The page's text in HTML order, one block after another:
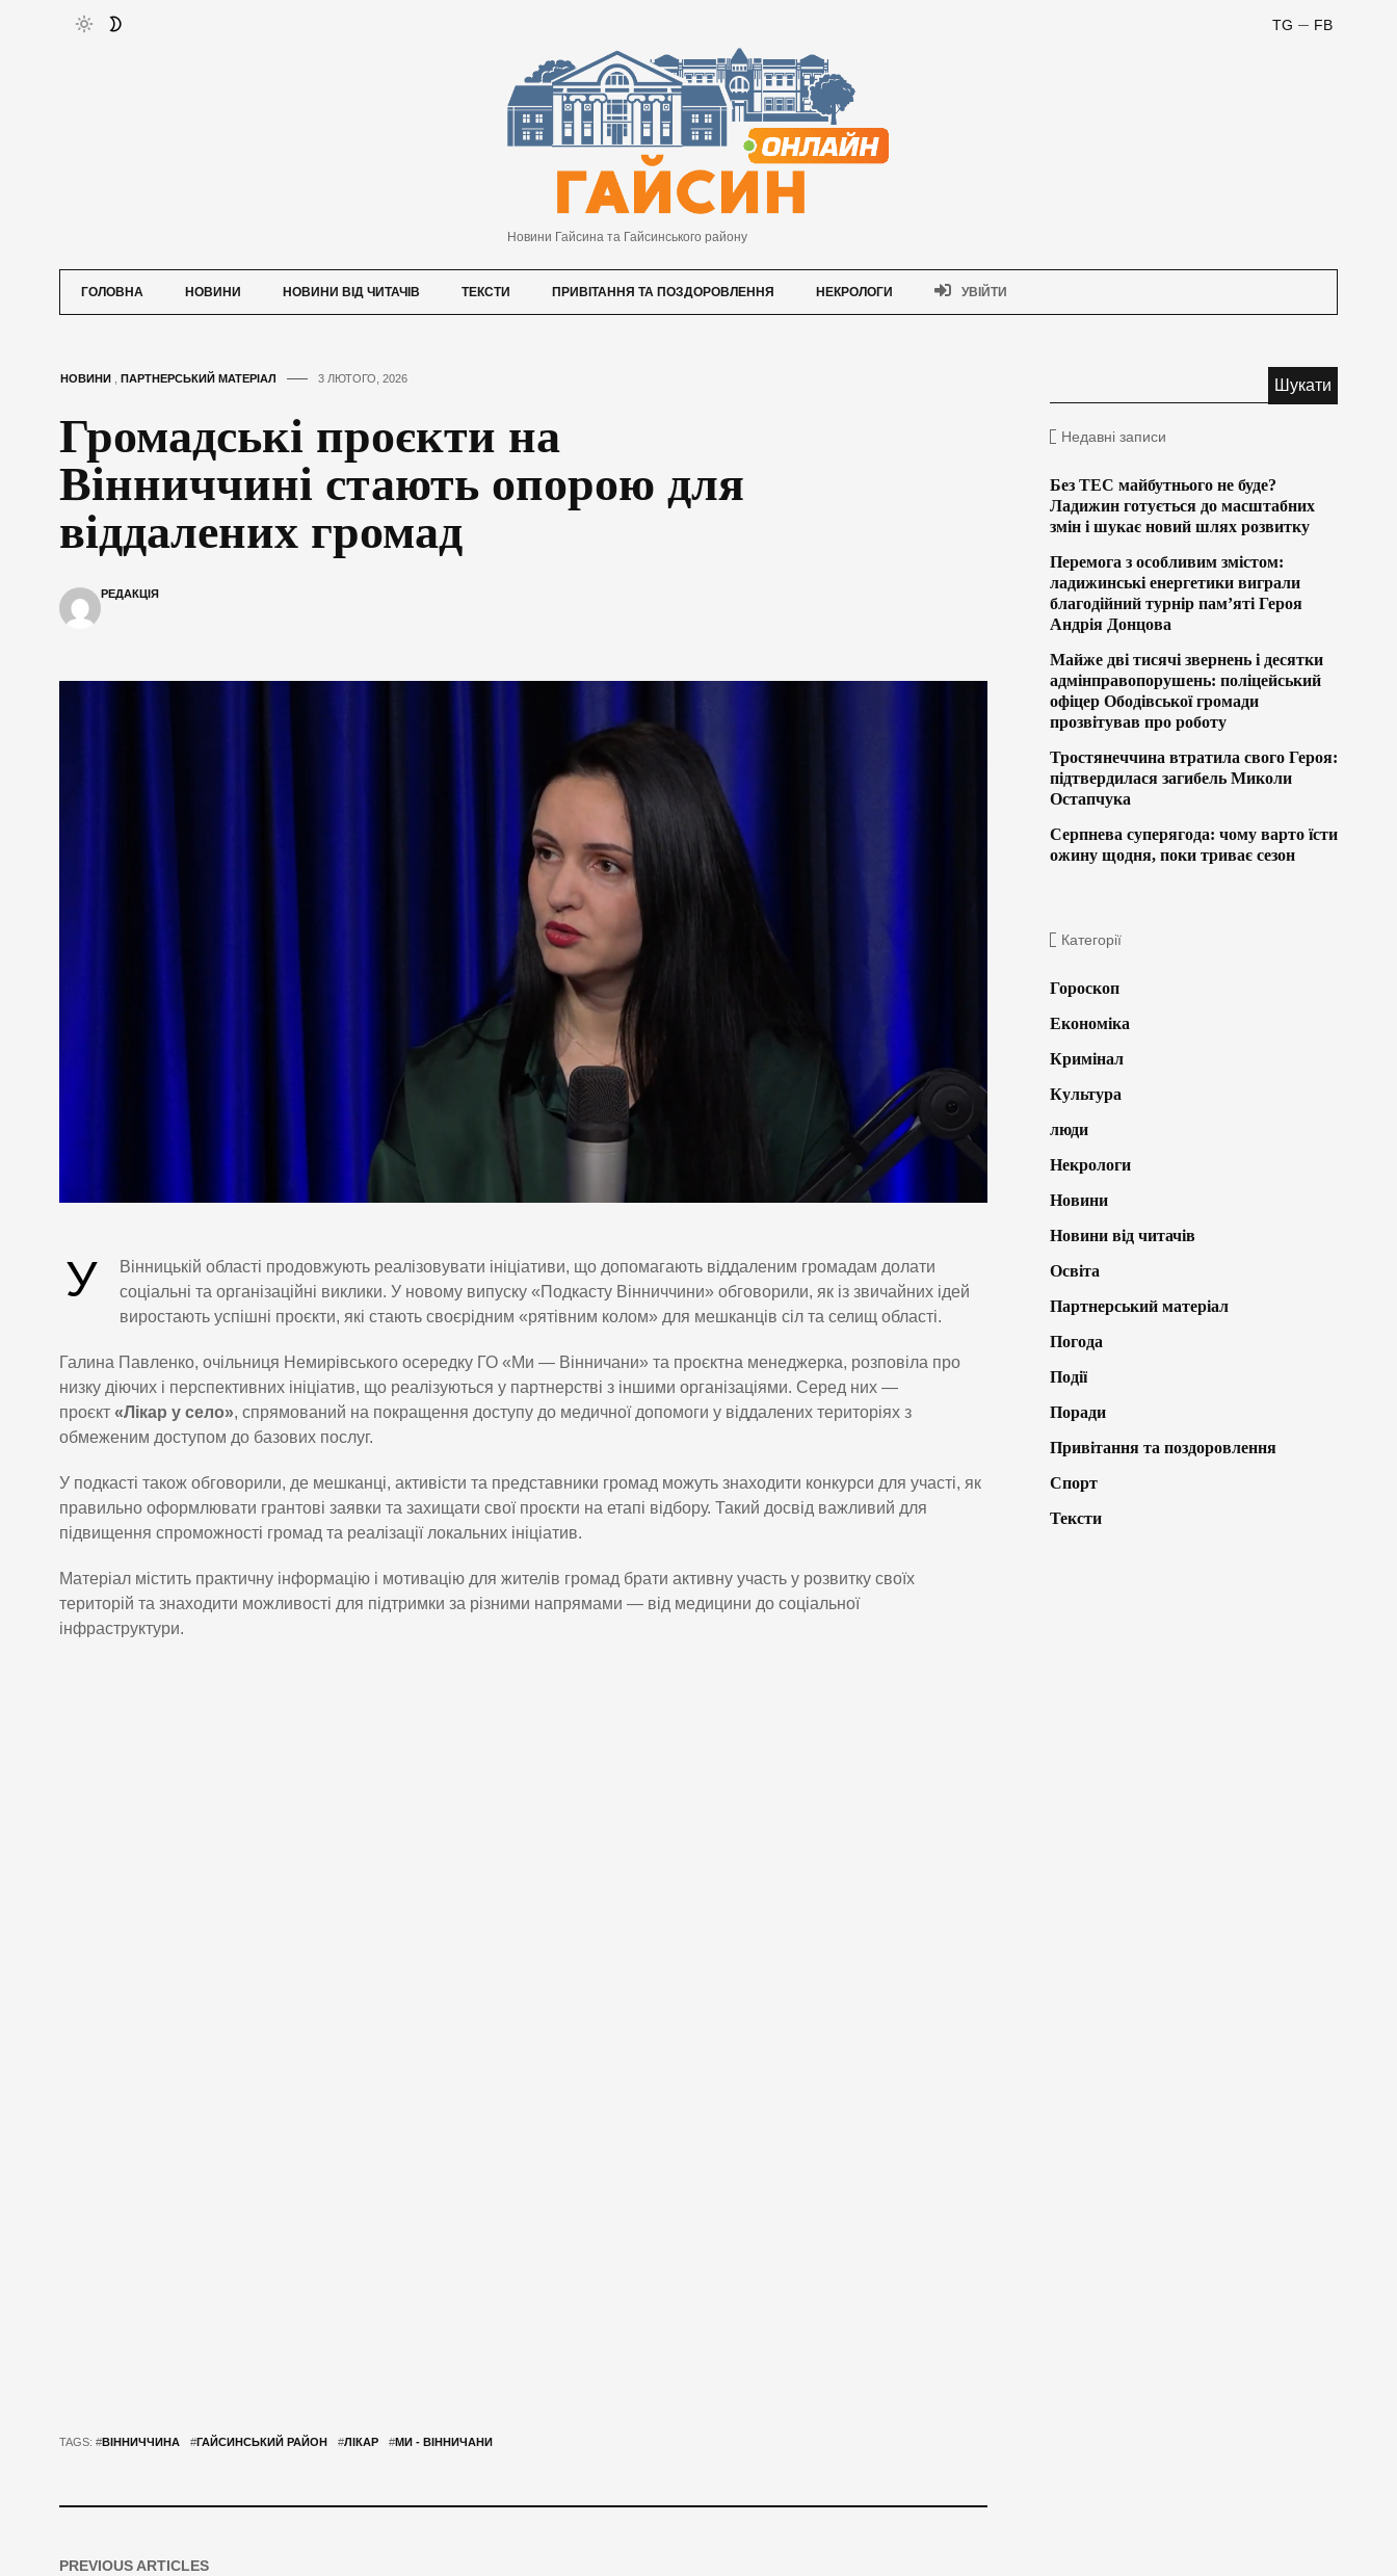
FB
TG
Новини Гайсина та Гайсинського району
ГОЛОВНА НОВИНИ НОВИНИ ВІД ЧИТАЧІВ ТЕКСТИ ПРИВІТАННЯ ТА ПОЗДОРОВЛЕННЯ НЕКРОЛОГИ УВІЙТИ
НОВИНИ ПАРТНЕРСЬКИЙ МАТЕРІАЛ 3 ЛЮТОГО, 2026
Громадські проєкти на
Вінниччині стають опорою для
віддалених громад
РЕДАКЦІЯ
У
Вінницькій області продовжують реалізовувати ініціативи, що допомагають віддаленим громадам долати
соціальні та організаційні виклики. У новому випуску «Подкасту Вінниччини» обговорили, як із звичайних ідей
виростають успішні проєкти, які стають своєрідним «рятівним колом» для мешканців сіл та селищ області.
Галина Павленко, очільниця Немирівського осередку ГО «Ми — Вінничани» та проєктна менеджерка, розповіла про
низку діючих і перспективних ініціатив, що реалізуються у партнерстві з іншими організаціями. Серед них —
проєкт «Лікар у село», спрямований на покращення доступу до медичної допомоги у віддалених територіях з
обмеженим доступом до базових послуг.
У подкасті також обговорили, де мешканці, активісти та представники громад можуть знаходити конкурси для участі, як
правильно оформлювати грантові заявки та захищати свої проєкти на етапі відбору. Такий досвід важливий для
підвищення спроможності громад та реалізації локальних ініціатив.
Матеріал містить практичну інформацію і мотивацію для жителів громад брати активну участь у розвитку своїх
територій та знаходити можливості для підтримки за різними напрямами — від медицини до соціальної
інфраструктури.
TAGS: #ВІННИЧЧИНА #ГАЙСИНСЬКИЙ РАЙОН #ЛІКАР #МИ - ВІННИЧАНИ
PREVIOUS ARTICLES
Недавні записи
Без ТЕС майбутнього не буде?
Ладижин готується до масштабних
змін і шукає новий шлях розвитку
Перемога з особливим змістом:
ладижинські енергетики виграли
благодійний турнір пам’яті Героя
Андрія Донцова
Майже дві тисячі звернень і десятки
адмінправопорушень: поліцейський
офіцер Ободівської громади
прозвітував про роботу
Тростянеччина втратила свого Героя:
підтвердилася загибель Миколи
Остапчука
Серпнева суперягода: чому варто їсти
ожину щодня, поки триває сезон
Категорії
Гороскоп
Економіка
Кримінал
Культура
люди
Некрологи
Новини
Новини від читачів
Освіта
Партнерський матеріал
Погода
Події
Поради
Привітання та поздоровлення
Спорт
Тексти